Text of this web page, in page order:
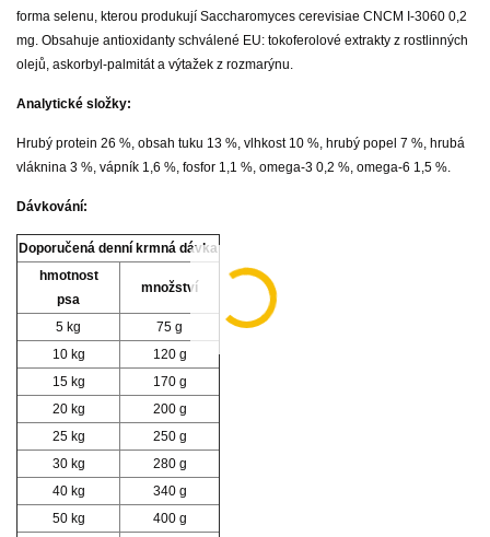
forma selenu, kterou produkují Saccharomyces cerevisiae CNCM I-3060 0,2
mg. Obsahuje antioxidanty schválené EU: tokoferolové extrakty z rostlinných
olejů, askorbyl-palmitát a výtažek z rozmarýnu.
Analytické složky:
Hrubý protein 26 %, obsah tuku 13 %, vlhkost 10 %, hrubý popel 7 %, hrubá
vláknina 3 %, vápník 1,6 %, fosfor 1,1 %, omega-3 0,2 %, omega-6 1,5 %.
Dávkování:
Doporučená denní krmná dávka
hmotnost
psa
množství
5 kg
75 g
10 kg
120 g
15 kg
170 g
20 kg
200 g
25 kg
250 g
30 kg
280 g
40 kg
340 g
50 kg
400 g